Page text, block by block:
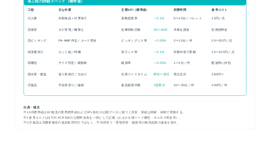
各工程の詳細スペック（標準値）
工程 主な作業 主要KPI（標準値） 所要時間 参考コスト
①入庫 外装検品＋付帯加工 員数差異率 ＜0.1% 5〜15分／パレット 10円／点
②保管 ロケ管理／棚替え 在庫回転日数 30〜60日 月単位課金 区画別料金
③ピッキング PA-AMR伴走／コード照合 ピッキングミス率 ＜0.05% 2〜10分／件 20〜50円／点
④流通加工 セット組／同梱 加工ミス率 ＜0.1% 作業内容で変動 10〜100円／点
⑤梱包 サイズ判定／緩衝材 破損率 ＜0.05% 1〜3分／件 配送料に内包
⑥出荷・配送 送り状発行／仕分け 出荷リードタイム 即日〜翌日 受注当日 260円〜
⑦返品 不在持戻り／破損 返品処理日数 3営業日 10〜30分／件 300円／件
出典・補足
※1 KPI標準値はEC物流の業界標準値および3PL各社の公開データに基づく目安。実値は商材・体制で変動する。
※2 参考コストはSTOCKCREWの公開料金表を一例として記載（おまかせ便ハード梱包・ネコポス料金等）。
※3 ⑦返品は消費者都合の返品処理代行ではなく、不在持戻り・受取拒否・破損等の物流起因の返送を指す。